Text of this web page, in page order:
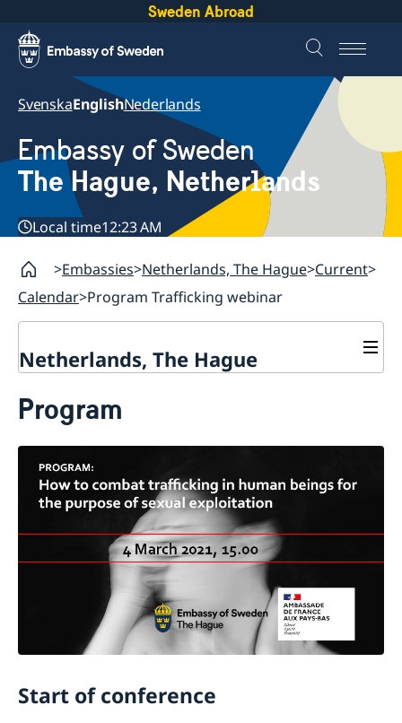
Sweden Abroad
SvenskaEnglishNederlands
Embassy of Sweden
The Hague, Netherlands
Local time12:23 AM
Embassies Netherlands, The Hague Current
Calendar Program Trafficking webinar
Netherlands, The Hague
About us
Ambassador and embassy staff
Parking
Current
News
Calendar
Traditions
The Swedish Christmas Tree
Business Climate Survey
Program
Start of conference